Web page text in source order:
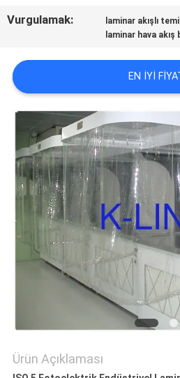
SITE
GIZLILIK
POLITIKASI
Vurgulamak:
laminar akışlı
laminar hava akış
EN IYI
Ürün Açıklaması